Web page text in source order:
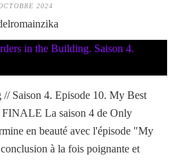
2024
Saison 4. Episode 10. My Best
FINALE La saison 4 de Only
en beauté avec l'épisode "My
à la fois poignante et